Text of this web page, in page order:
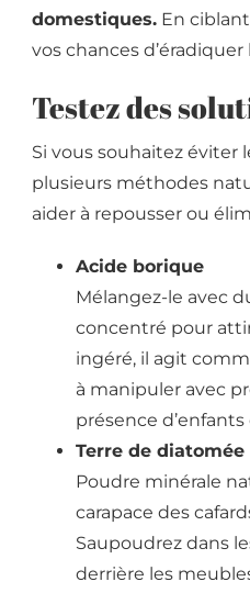
domestiques. En
vos chances
Testez des
Si vous souhaitez éviter
plusieurs méthodes
aider à repousser ou
Acide borique
Mélangez-le avec
concentré pour
ingéré, il agit
à manipuler avec
présence d’enfants
Terre de diatomée
Poudre minérale
carapace des
Saupoudrez dans
derrière les